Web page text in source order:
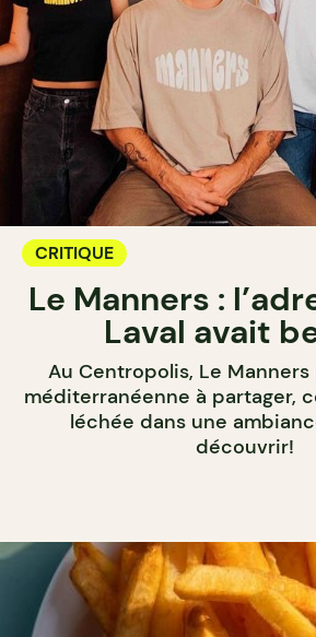
CRITIQUE
Le Manners :
Laval avait
Au Centropolis, Le
méditerranéenne à partager,
léchée dans une
découvrir!